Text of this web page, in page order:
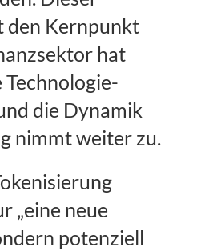
den Kernpunkt
hat
die Dynamik
nimmt weiter zu.
„eine neue
potenziell